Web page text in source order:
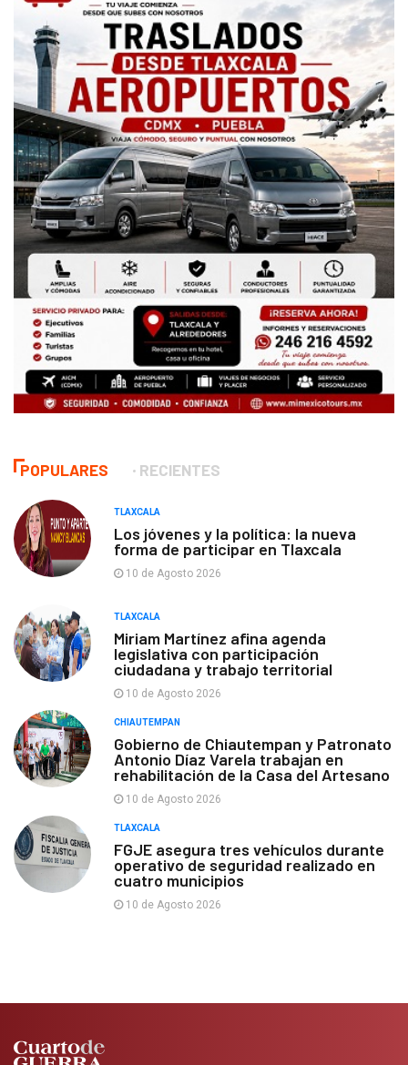
POPULARES RECIENTES
TLAXCALA
Los jóvenes y la política: la nueva
forma de participar en Tlaxcala
10 de Agosto 2026
TLAXCALA
Miriam Martínez afina agenda
legislativa con participación
ciudadana y trabajo territorial
10 de Agosto 2026
CHIAUTEMPAN
Gobierno de Chiautempan y Patronato
Antonio Díaz Varela trabajan en
rehabilitación de la Casa del Artesano
10 de Agosto 2026
TLAXCALA
FGJE asegura tres vehículos durante
operativo de seguridad realizado en
cuatro municipios
10 de Agosto 2026